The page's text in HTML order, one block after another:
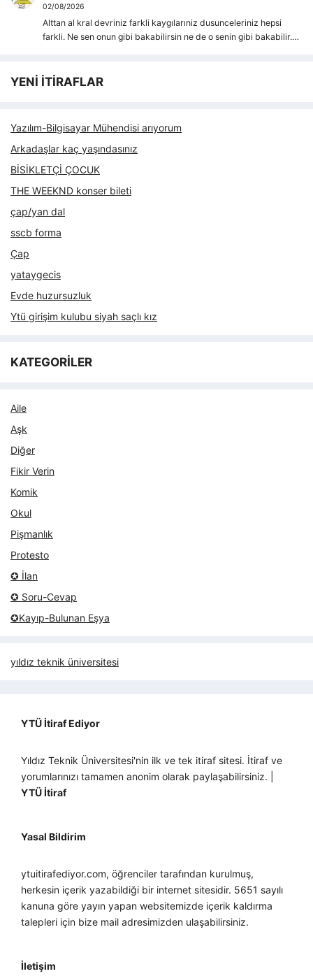
02/08/2026
Alttan al kral devriniz farkli kaygılarıniz dusunceleriniz hepsi
farkli. Ne sen onun gibi bakabilirsin ne de o senin gibi bakabilir.…
YENİ İTİRAFLAR
Yazılım-Bilgisayar Mühendisi arıyorum
Arkadaşlar kaç yaşındasınız
BİSİKLETÇİ ÇOCUK
THE WEEKND konser bileti
çap/yan dal
sscb forma
Çap
yataygecis
Evde huzursuzluk
Ytü girişim kulubu siyah saçlı kız
KATEGORİLER
Aile
Aşk
Diğer
Fikir Verin
Komik
Okul
Pişmanlık
Protesto
✪ İlan
✪ Soru-Cevap
✪Kayıp-Bulunan Eşya
yıldız teknik üniversitesi
YTÜ İtiraf Ediyor
Yıldız Teknik Üniversitesi'nin ilk ve tek itiraf sitesi. İtiraf ve
yorumlarınızı tamamen anonim olarak paylaşabilirsiniz. |
YTÜ İtiraf
Yasal Bildirim
ytuitirafediyor.com, öğrenciler tarafından kurulmuş,
herkesin içerik yazabildiği bir internet sitesidir. 5651 sayılı
kanuna göre yayın yapan websitemizde içerik kaldırma
talepleri için bize mail adresimizden ulaşabilirsiniz.
İletişim